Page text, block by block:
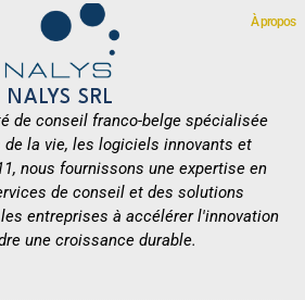
NALYS SRL
de conseil franco-belge spécialisée
la vie, les logiciels innovants et
nous fournissons une expertise en
de conseil et des solutions
entreprises à accélérer l'innovation
une croissance durable.
À propos